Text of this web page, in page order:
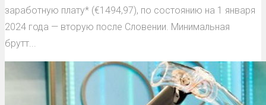
заработную плату* (€1494,97), по состоянию на 1 января
2024 года — вторую после Словении. Минимальная
брутт...